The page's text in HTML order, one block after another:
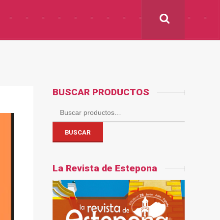
BUSCAR PRODUCTOS
Buscar
BUSCAR
La Revista de Estepona